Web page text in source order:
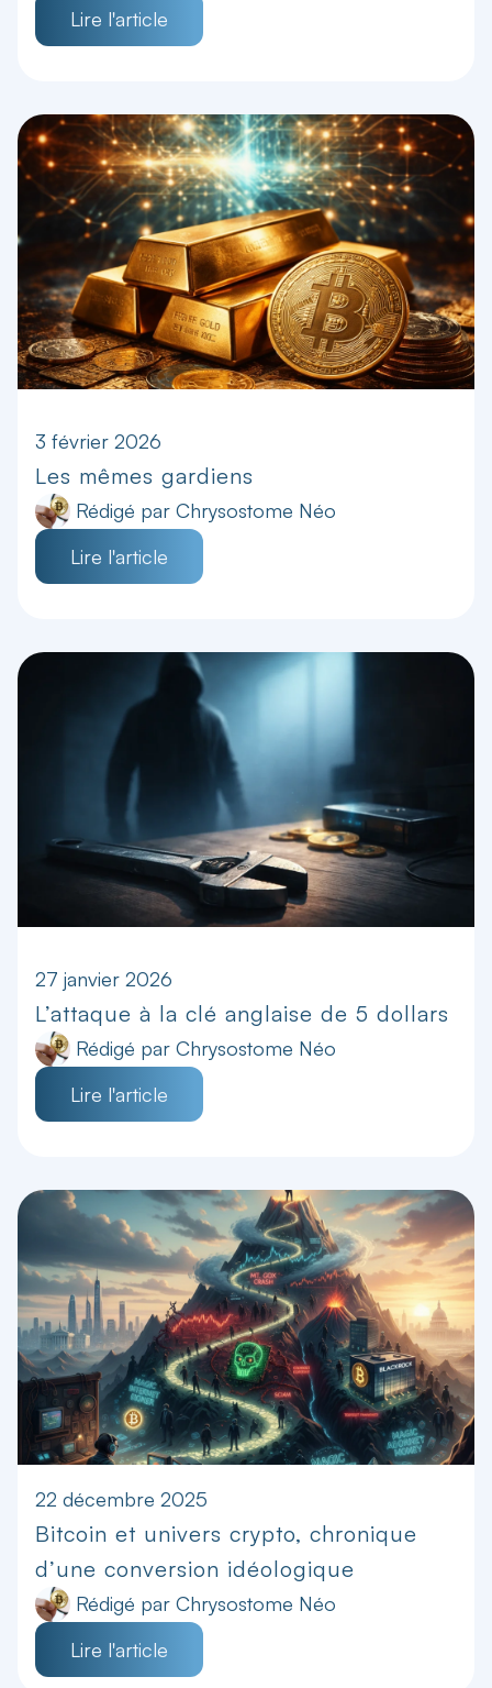
Lire l'article
3 février 2026
Les mêmes gardiens
Rédigé par Chrysostome Néo
Lire l'article
27 janvier 2026
L’attaque à la clé anglaise de 5 dollars
Rédigé par Chrysostome Néo
Lire l'article
22 décembre 2025
Bitcoin et univers crypto, chronique
d’une conversion idéologique
Rédigé par Chrysostome Néo
Lire l'article